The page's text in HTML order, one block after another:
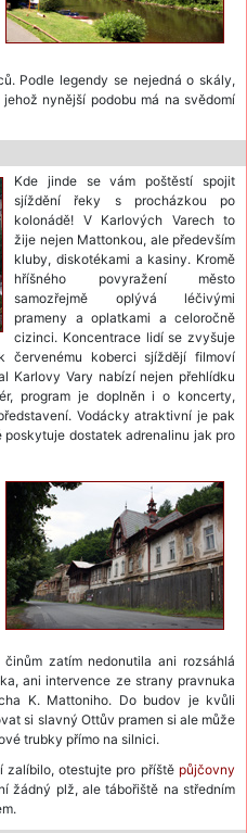
Podle legendy se nejedná o skály,
nynější podobu má na svědomí
Kde jinde se vám poštěstí spojit
sjíždění řeky s procházkou po
kolonádě! V Karlových Varech to
žije nejen Mattonkou, ale především
kluby, diskotékami a kasiny. Kromě
hříšného povyražení město
samozřejmě oplývá léčivými
prameny a oplatkami a celoročně
cizinci. Koncentrace lidí se zvyšuje
koberci sjíždějí filmoví
Karlovy Vary nabízí nejen přehlídku
program je doplněn i o koncerty,
Vodácky atraktivní je pak
dostatek adrenalinu jak pro
zatím nedonutila ani rozsáhlá
ani intervence ze strany pravnuka
K. Mattoniho. Do budov je kvůli
si slavný Ottův pramen si ale může
trubky přímo na silnici.
zalíbilo, otestujte pro příště půjčovny
žádný plž, ale tábořiště na středním